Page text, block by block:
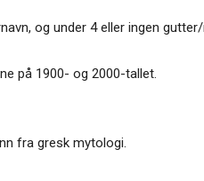
og under 4 eller ingen gutter/
på 1900- og 2000-tallet.
fra gresk mytologi.